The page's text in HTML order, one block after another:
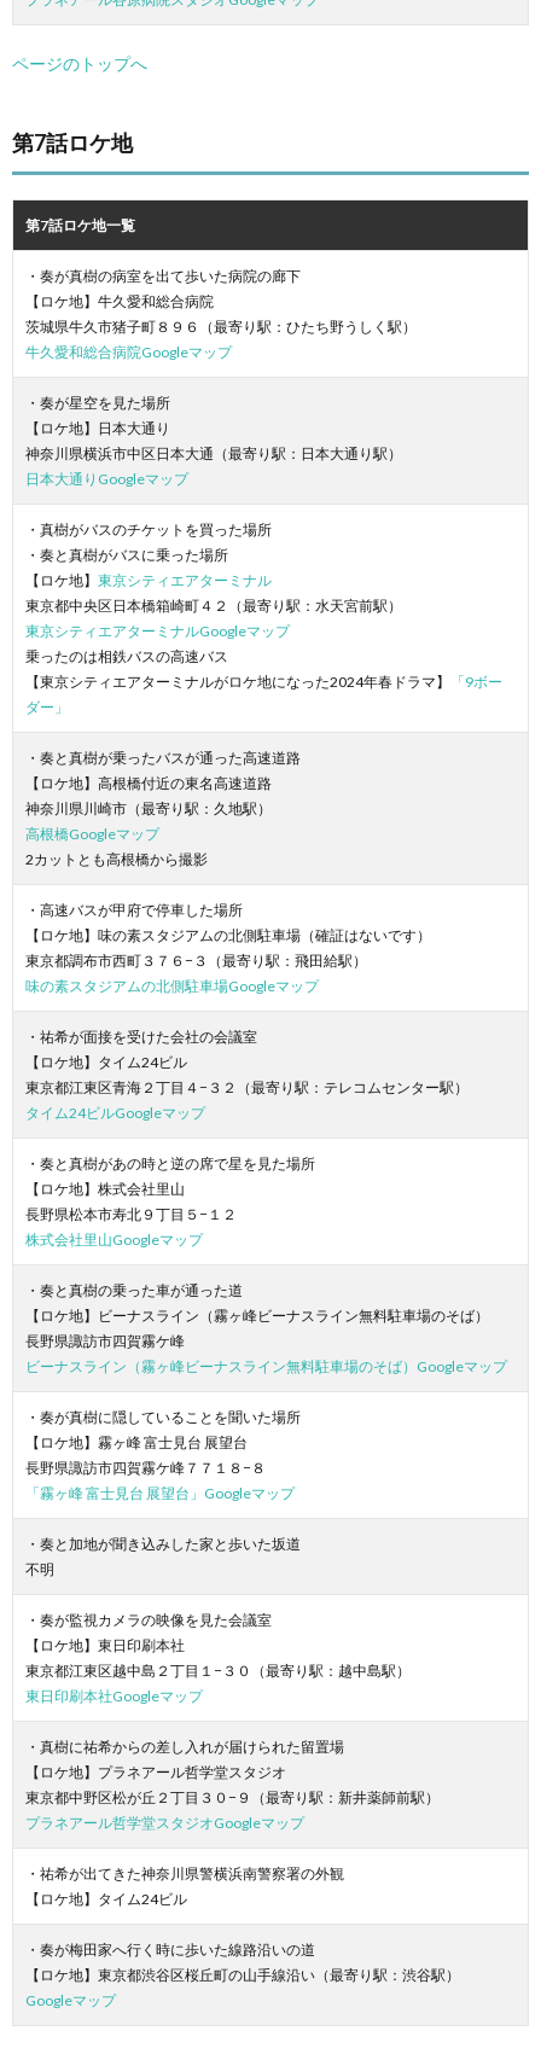
ページのトップへ
第7話ロケ地
第7話ロケ地一覧
・奏が真樹の病室を出て歩いた病院の廊下
【ロケ地】牛久愛和総合病院
茨城県牛久市猪子町８９６（最寄り駅：ひたち野うしく駅）
牛久愛和総合病院Googleマップ
・奏が星空を見た場所
【ロケ地】日本大通り
神奈川県横浜市中区日本大通（最寄り駅：日本大通り駅）
日本大通りGoogleマップ
・真樹がバスのチケットを買った場所
・奏と真樹がバスに乗った場所
【ロケ地】 東京シティエアターミナル
東京都中央区日本橋箱崎町４２（最寄り駅：水天宮前駅）
東京シティエアターミナルGoogleマップ
乗ったのは相鉄バスの高速バス
【東京シティエアターミナルがロケ地になった2024年春ドラマ】
「9ボー
ダー」
・奏と真樹が乗ったバスが通った高速道路
【ロケ地】高根橋付近の東名高速道路
神奈川県川崎市（最寄り駅：久地駅）
高根橋Googleマップ
2カットとも高根橋から撮影
・高速バスが甲府で停車した場所
【ロケ地】味の素スタジアムの北側駐車場（確証はないです）
東京都調布市西町３７６−３（最寄り駅：飛田給駅）
味の素スタジアムの北側駐車場Googleマップ
・祐希が面接を受けた会社の会議室
【ロケ地】タイム24ビル
東京都江東区青海２丁目４−３２（最寄り駅：テレコムセンター駅）
タイム24ビルGoogleマップ
・奏と真樹があの時と逆の席で星を見た場所
【ロケ地】株式会社里山
長野県松本市寿北９丁目５−１２
株式会社里山Googleマップ
・奏と真樹の乗った車が通った道
【ロケ地】ビーナスライン（霧ヶ峰ビーナスライン無料駐車場のそば）
長野県諏訪市四賀霧ケ峰
ビーナスライン（霧ヶ峰ビーナスライン無料駐車場のそば）Googleマップ
・奏が真樹に隠していることを聞いた場所
【ロケ地】霧ヶ峰 富士見台 展望台
長野県諏訪市四賀霧ケ峰７７１８−８
「霧ヶ峰 富士見台 展望台」Googleマップ
・奏と加地が聞き込みした家と歩いた坂道
不明
・奏が監視カメラの映像を見た会議室
【ロケ地】東日印刷本社
東京都江東区越中島２丁目１−３０（最寄り駅：越中島駅）
東日印刷本社Googleマップ
・真樹に祐希からの差し入れが届けられた留置場
【ロケ地】プラネアール哲学堂スタジオ
東京都中野区松が丘２丁目３０−９（最寄り駅：新井薬師前駅）
プラネアール哲学堂スタジオGoogleマップ
・祐希が出てきた神奈川県警横浜南警察署の外観
【ロケ地】タイム24ビル
・奏が梅田家へ行く時に歩いた線路沿いの道
【ロケ地】東京都渋谷区桜丘町の山手線沿い（最寄り駅：渋谷駅）
Googleマップ